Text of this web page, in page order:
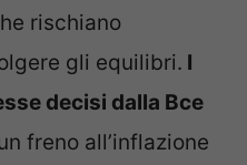
rischiano
gli equilibri. I
decisi dalla Bce
freno all’inflazione